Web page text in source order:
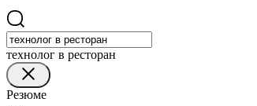
технолог в ресторан
Резюме